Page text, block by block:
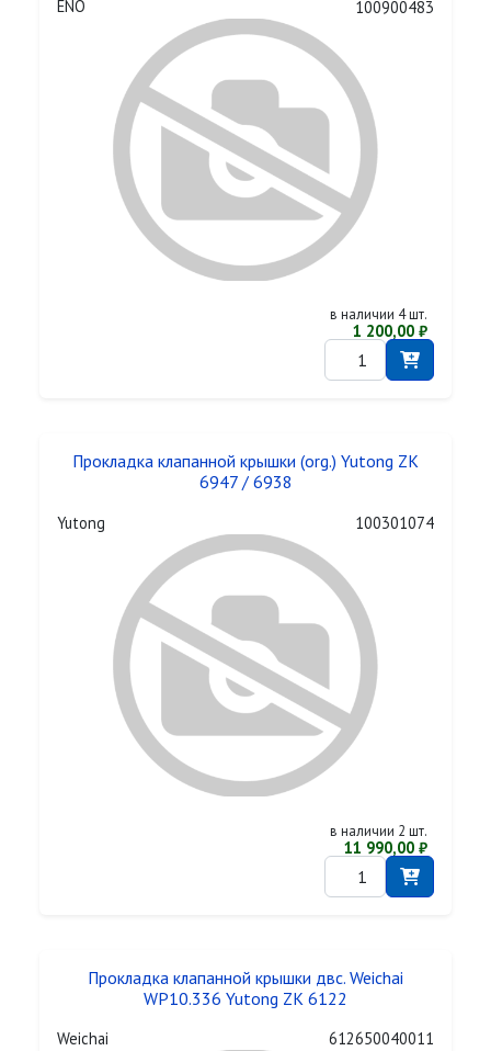
ENO 100900483
в наличии 4 шт.
1 200,00 ₽
Прокладка клапанной крышки (org.) Yutong ZK
6947 / 6938
Yutong 100301074
в наличии 2 шт.
11 990,00 ₽
Прокладка клапанной крышки двс. Weichai
WP10.336 Yutong ZK 6122
Weichai 612650040011